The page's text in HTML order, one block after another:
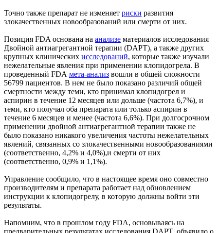
Точно также препарат не изменяет риски развития
злокачественных новообразований или смерти от них.
Позиция FDA основана на анализе материалов исследования
Двойной антиагрегантной терапии (DAPT), а также других
крупных клинических исследований, которые также изучали
нежелательные явления при применении клопидогрела. В
проведенный FDA мета-анализ вошли в общей сложности
56799 пациентов. В нем не было показано различий общей
смертности между теми, кто принимал клопидогрел и
аспирин в течение 12 месяцев или дольше (частота 6,7%), и
теми, кто получал оба препарата или только аспирин в
течение 6 месяцев и менее (частота 6,6%). При долгосрочном
применении двойной антиагрегантной терапии также не
было показано никакого увеличения частоты нежелательных
явлений, связанных со злокачественными новообразованиями
(соответственно, 4,2% и 4,0%),и смерти от них
(соответственно, 0,9% и 1,1%).
Управление сообщило, что в настоящее время оно совместно
производителям и препарата работает над обновлением
инструкции к клопидогрелу, в которую должны войти эти
результаты.
Напомним, что в прошлом году FDA, основываясь на
предварительных результатах исследования DAPT, объявило о